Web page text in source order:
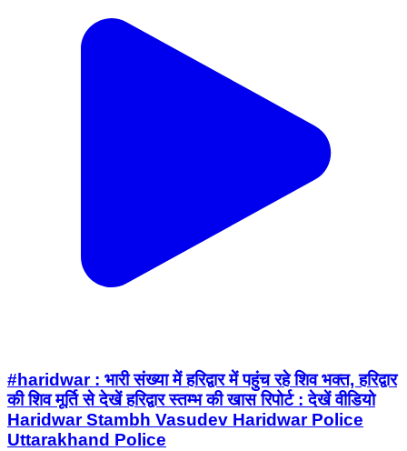
#haridwar : भारी संख्या में हरिद्वार में पहुंच रहे शिव भक्त, हरिद्वार
की शिव मूर्ति से देखें हरिद्वार स्तम्भ की खास रिपोर्ट : देखें वीडियो
Haridwar Stambh Vasudev Haridwar Police
Uttarakhand Police